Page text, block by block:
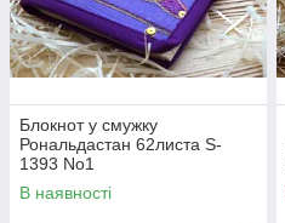
Блокнот у смужку
Рональдастан 62листа S-
1393 No1
В наявності